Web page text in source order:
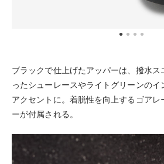
ブラックで仕上げたアッパーは、撥水ス
ったシューレースやライトグリーンの
アクセントに。着脱性を向上するゴア
ーが付属される。